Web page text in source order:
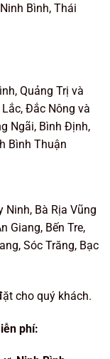
Bình, Thái
Quảng Trị và
Đắc Nông và
Ngãi, Bình Định,
Bình Thuận
Ninh, Bà Rịa Vũng
Giang, Bến Tre,
Sóc Trăng, Bạc
cho quý khách.
phí: